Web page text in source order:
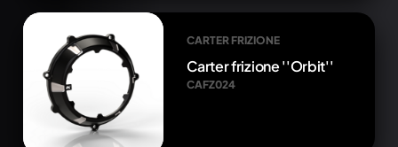
CARTER FRIZIONE
Carter frizione ''Orbit''
CAFZ024